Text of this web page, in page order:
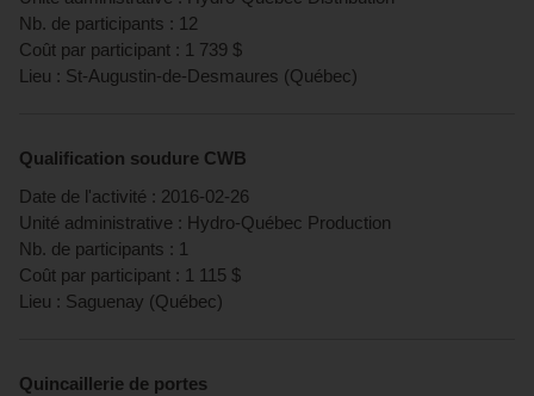
Nb. de participants : 12
Coût par participant : 1 739 $
Lieu : St-Augustin-de-Desmaures (Québec)
Qualification soudure CWB
Date de l'activité : 2016-02-26
Unité administrative : Hydro-Québec Production
Nb. de participants : 1
Coût par participant : 1 115 $
Lieu : Saguenay (Québec)
Quincaillerie de portes